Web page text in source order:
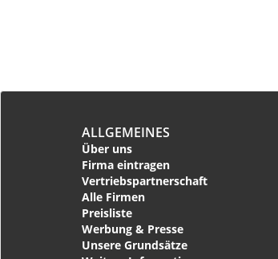
ALLGEMEINES
Über uns
Firma eintragen
Vertriebspartnerschaft
Alle Firmen
Preisliste
Werbung & Presse
Unsere Grundsätze